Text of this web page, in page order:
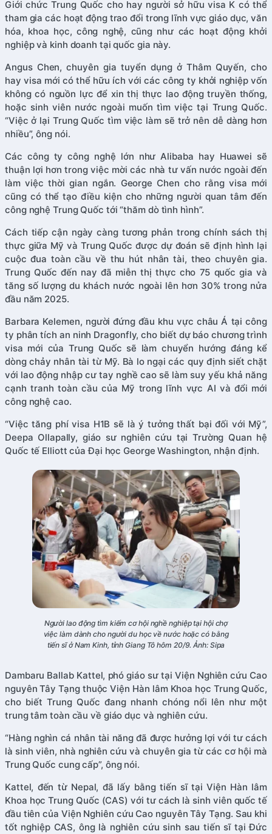
Giới chức Trung Quốc cho hay người sở hữu visa K có thể
tham gia các hoạt động trao đổi trong lĩnh vực giáo dục, văn
hóa, khoa học, công nghệ, cũng như các hoạt động khởi
nghiệp và kinh doanh tại quốc gia này.
Angus Chen, chuyên gia tuyển dụng ở Thâm Quyến, cho
hay visa mới có thể hữu ích với các công ty khởi nghiệp vốn
không có nguồn lực để xin thị thực lao động truyền thống,
hoặc sinh viên nước ngoài muốn tìm việc tại Trung Quốc.
“Việc ở lại Trung Quốc tìm việc làm sẽ trở nên dễ dàng hơn
nhiều”, ông nói.
Các công ty công nghệ lớn như Alibaba hay Huawei sẽ
thuận lợi hơn trong việc mời các nhà tư vấn nước ngoài đến
làm việc thời gian ngắn. George Chen cho rằng visa mới
cũng có thể tạo điều kiện cho những người quan tâm đến
công nghệ Trung Quốc tới “thăm dò tình hình”.
Cách tiếp cận ngày càng tương phản trong chính sách thị
thực giữa Mỹ và Trung Quốc được dự đoán sẽ định hình lại
cuộc đua toàn cầu về thu hút nhân tài, theo chuyên gia.
Trung Quốc đến nay đã miễn thị thực cho 75 quốc gia và
tăng số lượng du khách nước ngoài lên hơn 30% trong nửa
đầu năm 2025.
Barbara Kelemen, người đứng đầu khu vực châu Á tại công
ty phân tích an ninh Dragonfly, cho biết dự báo chương trình
visa mới của Trung Quốc sẽ làm chuyển hướng đáng kể
dòng chảy nhân tài từ Mỹ. Bà lo ngại các quy định siết chặt
với lao động nhập cư tay nghề cao sẽ làm suy yếu khả năng
cạnh tranh toàn cầu của Mỹ trong lĩnh vực AI và đổi mới
công nghệ cao.
“Việc tăng phí visa H1B sẽ là ý tưởng thất bại đối với Mỹ”,
Deepa Ollapally, giáo sư nghiên cứu tại Trường Quan hệ
Quốc tế Elliott của Đại học George Washington, nhận định.
Người lao động tìm kiếm cơ hội nghề nghiệp tại hội chợ
việc làm dành cho người du học về nước hoặc có bằng
tiến sĩ ở Nam Kinh, tỉnh Giang Tô hôm 20/9. Ảnh: Sipa
Dambaru Ballab Kattel, phó giáo sư tại Viện Nghiên cứu Cao
nguyên Tây Tạng thuộc Viện Hàn lâm Khoa học Trung Quốc,
cho biết Trung Quốc đang nhanh chóng nổi lên như một
trung tâm toàn cầu về giáo dục và nghiên cứu.
“Hàng nghìn cá nhân tài năng đã được hưởng lợi với tư cách
là sinh viên, nhà nghiên cứu và chuyên gia từ các cơ hội mà
Trung Quốc cung cấp”, ông nói.
Kattel, đến từ Nepal, đã lấy bằng tiến sĩ tại Viện Hàn lâm
Khoa học Trung Quốc (CAS) với tư cách là sinh viên quốc tế
đầu tiên của Viện Nghiên cứu Cao nguyên Tây Tạng. Sau khi
tốt nghiệp CAS, ông là nghiên cứu sinh sau tiến sĩ tại Đức